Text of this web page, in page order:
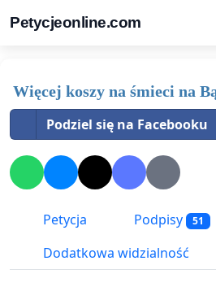
Petycjeonline.com
Więcej koszy na śmieci na
Podziel się na Facebooku
Petycja Podpisy 51
Dodatkowa widzialność